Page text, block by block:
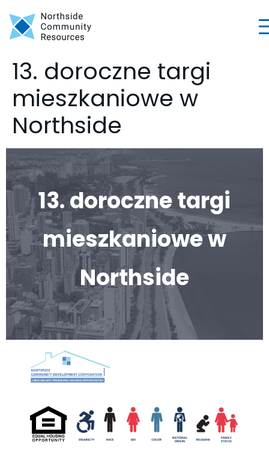
EN ES CN
EN ES CN
13. doroczne targi
mieszkaniowe w
Northside
13. doroczne targi
mieszkaniowe w
Northside